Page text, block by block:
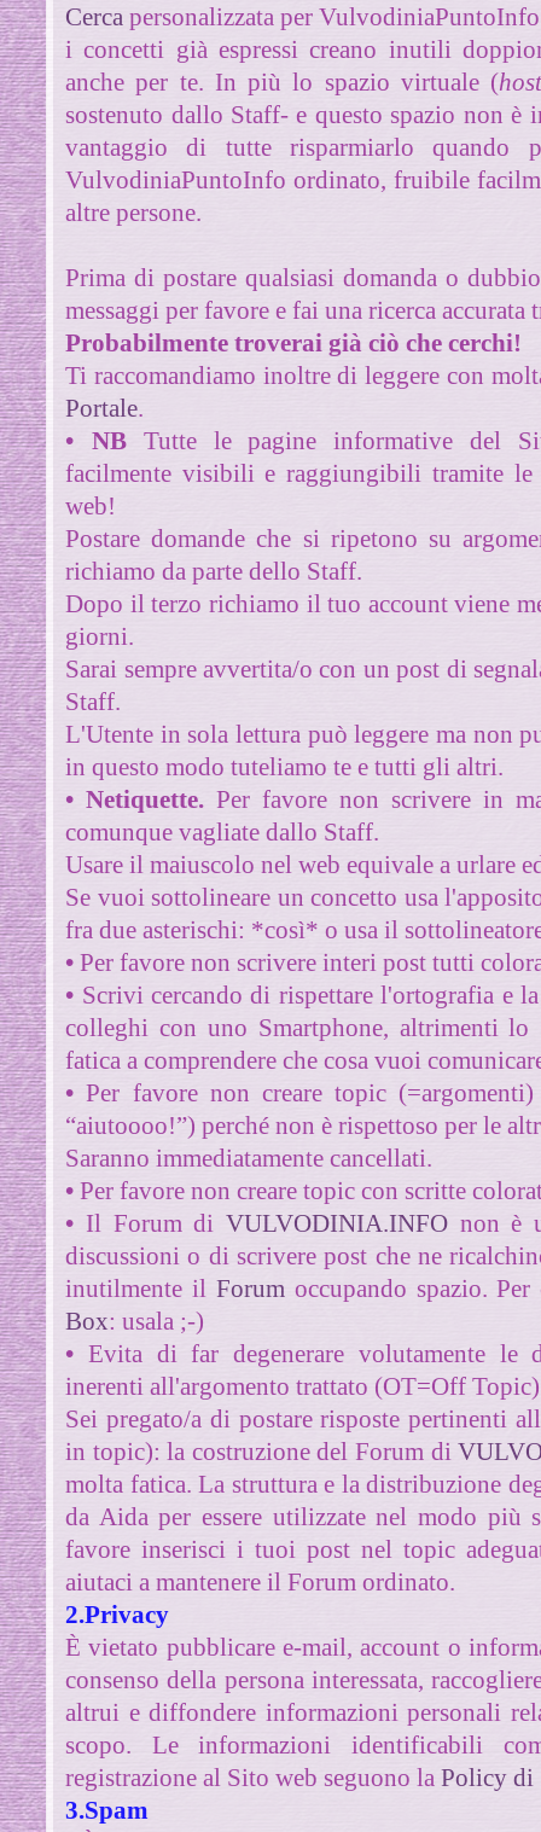
Cerca personalizzata per
i concetti già espressi creano inutili
anche per te. In più lo spazio virtuale (
sostenuto dallo Staff- e questo spazio non
vantaggio di tutte risparmiarlo quando
VulvodiniaPuntoInfo ordinato, fruibile
altre persone.
Prima di postare qualsiasi domanda o
messaggi per favore e fai una ricerca accurata
Probabilmente troverai già ciò che cerchi!
Ti raccomandiamo inoltre di leggere con
Portale.
• NBTutte le pagine informative del
facilmente visibili e raggiungibili tramite
web!
Postare domande che si ripetono su
richiamo da parte dello Staff.
Dopo il terzo richiamo il tuo account viene
giorni.
Sarai sempre avvertita/o con un post di
Staff.
L'Utente in sola lettura può leggere ma non
in questo modo tuteliamo te e tutti gli altri.
• Netiquette. Per favore non scrivere in
comunque vagliate dallo Staff.
Usare il maiuscolo nel web equivale a urlare
Se vuoi sottolineare un concetto usa
fra due asterischi: *così* o usa il
• Per favore non scrivere interi post tutti
• Scrivi cercando di rispettare l'ortografia e
colleghi con uno Smartphone, altrimenti lo
fatica a comprendere che cosa vuoi
• Per favore non creare topic
“aiutoooo!”) perché non è rispettoso per le
Saranno immediatamente cancellati.
• Per favore non creare topic con scritte
• Il Forum di VULVODINIA.INFO non è
discussioni o di scrivere post che ne
inutilmente il Forum occupando spazio.Per
Box: usala ;-)
• Evita di far degenerare volutamente le
inerenti all'argomento trattato (OT=Off
Sei pregato/a di postare risposte pertinenti
in topic): la costruzione del Forum di
molta fatica.La struttura e la distribuzione
da Aida per essere utilizzate nel modo più
favore inserisci i tuoi post nel topic
aiutaci a mantenere il Forum ordinato.
2.Privacy
È vietato pubblicare e-mail, account o
consenso della persona interessata,
altrui e diffondere informazioni personali
scopo. Le informazioni identificabili
registrazione al Sito web seguono laPolicy di
3.Spam